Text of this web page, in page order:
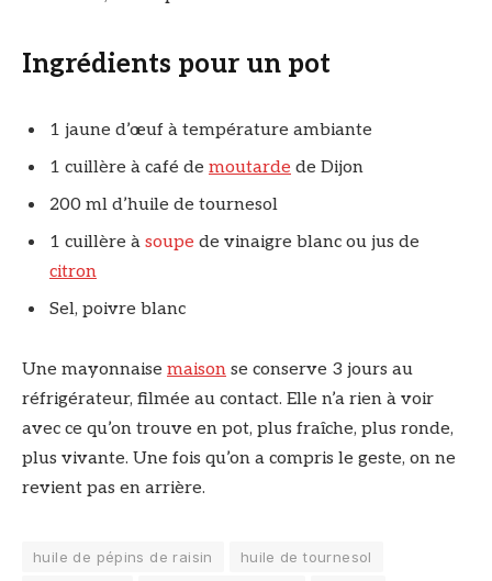
Ingrédients pour un pot
1 jaune d’œuf à température ambiante
1 cuillère à café de moutarde de Dijon
200 ml d’huile de tournesol
1 cuillère à soupe de vinaigre blanc ou jus de
citron
Sel, poivre blanc
Une mayonnaise maison se conserve 3 jours au
réfrigérateur, filmée au contact. Elle n’a rien à voir
avec ce qu’on trouve en pot, plus fraîche, plus ronde,
plus vivante. Une fois qu’on a compris le geste, on ne
revient pas en arrière.
huile de pépins de raisin
huile de tournesol